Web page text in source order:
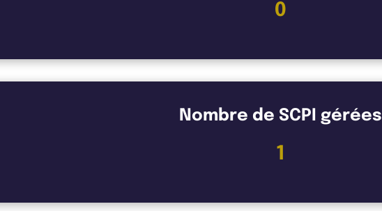
0
Nombre de SCPI gérées
1